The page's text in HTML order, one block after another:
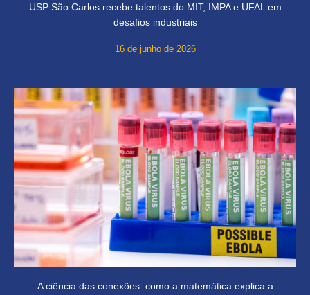
USP São Carlos recebe talentos do MIT, IMPA e UFAL em
desafios industriais
16 de junho de 2026
A ciência das conexões: como a matemática explica a